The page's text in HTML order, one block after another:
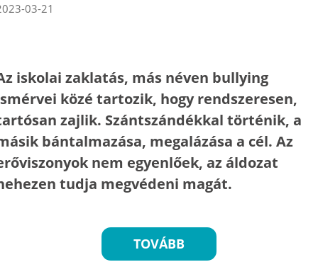
03-21
iskolai zaklatás, más néven bullying
közé tartozik, hogy rendszeresen,
zajlik. Szántszándékkal történik, a
bántalmazása, megalázása a cél. Az
nem egyenlőek, az áldozat
tudja megvédeni magát.
TOVÁBB